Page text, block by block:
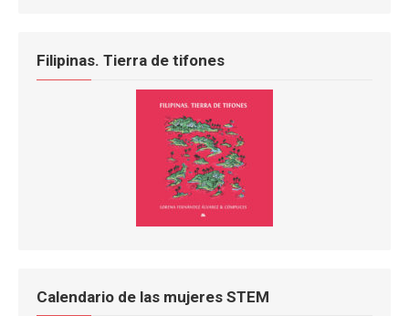
Filipinas. Tierra de tifones
Calendario de las mujeres STEM